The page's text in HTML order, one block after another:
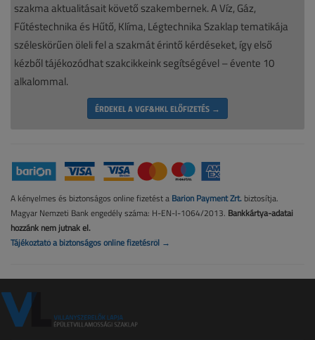
szakma aktualitásait követő szakembernek. A Víz, Gáz,
Fűtéstechnika és Hűtő, Klíma, Légtechnika Szaklap tematikája
széleskörűen öleli fel a szakmát érintő kérdéseket, így első
kézből tájékozódhat szakcikkeink segítségével – évente 10
alkalommal.
ÉRDEKEL A VGF&HKL ELŐFIZETÉS →
A kényelmes és biztonságos online fizetést a Barion Payment Zrt. biztosítja.
Magyar Nemzeti Bank engedély száma: H-EN-I-1064/2013. Bankkártya-adatai
hozzánk nem jutnak el.
Tájékoztató a biztonságos online fizetésről →